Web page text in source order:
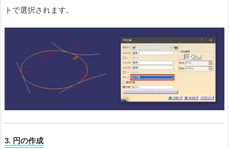
トで選択されます。
3. 円の作成